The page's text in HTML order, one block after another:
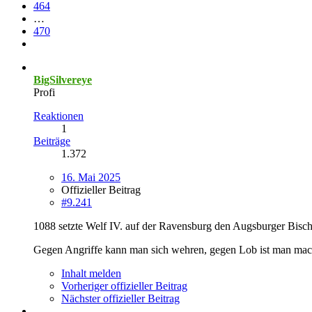
464
…
470
BigSilvereye
Profi
Reaktionen
1
Beiträge
1.372
16. Mai 2025
Offizieller Beitrag
#9.241
1088 setzte Welf IV. auf der Ravensburg den Augsburger
Gegen Angriffe kann man sich wehren, gegen Lob ist man
Inhalt melden
Vorheriger offizieller Beitrag
Nächster offizieller Beitrag